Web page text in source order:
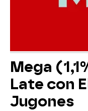
Mega
Late con
Jugones